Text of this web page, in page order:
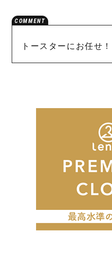
トースターにお任せ！